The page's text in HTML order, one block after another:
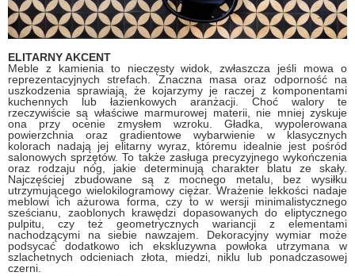
ELITARNY AKCENT
Meble z kamienia to nieczęsty widok, zwłaszcza jeśli mowa o
reprezentacyjnych strefach. Znaczna masa oraz odporność na
uszkodzenia sprawiają, że kojarzymy je raczej z komponentami
kuchennych lub łazienkowych aranżacji. Choć walory te
rzeczywiście są właściwe marmurowej materii, nie mniej zyskuje
ona przy ocenie zmysłem wzroku. Gładka, wypolerowana
powierzchnia oraz gradientowe wybarwienie w klasycznych
kolorach nadają jej elitarny wyraz, któremu idealnie jest pośród
salonowych sprzętów. To także zasługa precyzyjnego wykończenia
oraz rodzaju nóg, jakie determinują charakter blatu ze skały.
Najczęściej zbudowane są z mocnego metalu, bez wysiłku
utrzymującego wielokilogramowy ciężar. Wrażenie lekkości nadaje
meblowi ich ażurowa forma, czy to w wersji minimalistycznego
sześcianu, zaoblonych krawędzi dopasowanych do eliptycznego
pulpitu, czy też geometrycznych wariancji z elementami
nachodzącymi na siebie nawzajem. Dekoracyjny wymiar może
podsycać dodatkowo ich ekskluzywna powłoka utrzymana w
szlachetnych odcieniach złota, miedzi, niklu lub ponadczasowej
czerni.